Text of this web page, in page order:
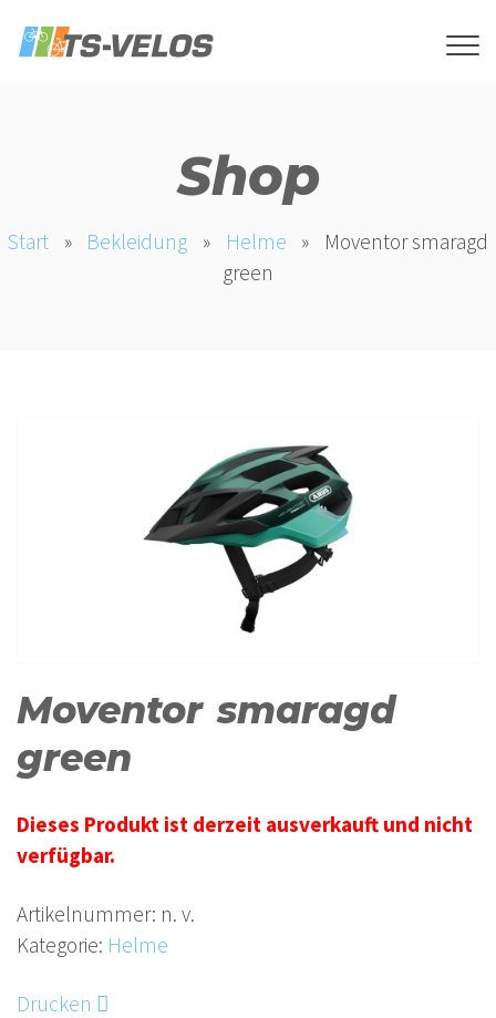
Shop
Start » Bekleidung » Helme »
Moventor smaragd
green
Moventor smaragd
green
Dieses Produkt ist derzeit ausverkauft und nicht
verfügbar.
Artikelnummer: n. v.
Kategorie: Helme
Drucken